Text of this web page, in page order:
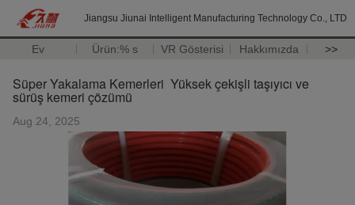
Jiangsu Jiunai Intelligent Manufacturing Technology Co., LTD
Ev Ürün:% s VR Gösterisi Hakkımızda >>
Süper Yakalama Kemerleri ️ Yüksek çekişli taşıyıcı ve
sürüş kemeri çözümü
Aug 24, 2025